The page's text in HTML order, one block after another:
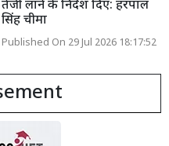
तेजी लाने के निर्देश दिए: हरपाल
सिंह चीमा
Published On 29 Jul 2026 18:17:52